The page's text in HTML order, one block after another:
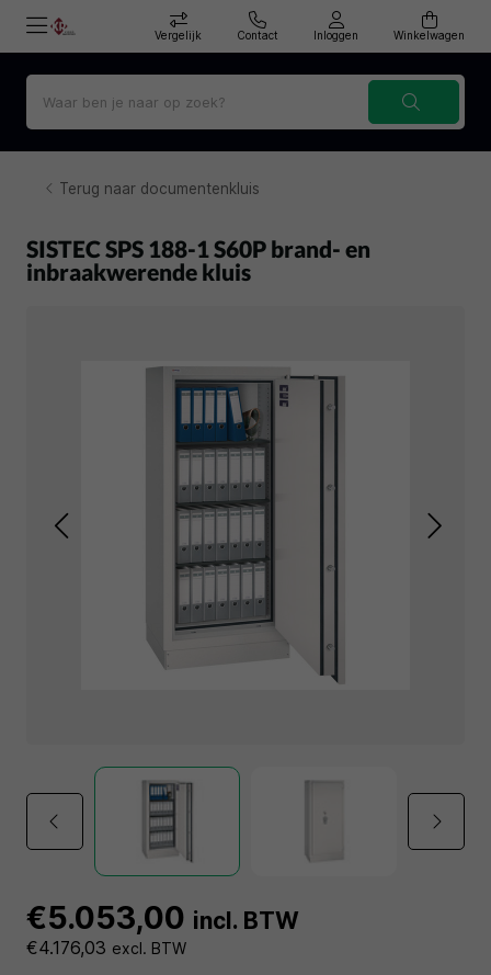
Vergelijk Contact Inloggen Winkelwagen
Terug naar documentenkluis
SISTEC SPS 188-1 S60P brand- en
inbraakwerende kluis
€5.053,00 incl. BTW
€4.176,03 excl. BTW